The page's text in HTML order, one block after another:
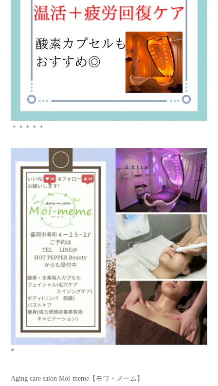
＊＊＊＊＊
*
Aging care salon Moi-meme【モワ・メーム】